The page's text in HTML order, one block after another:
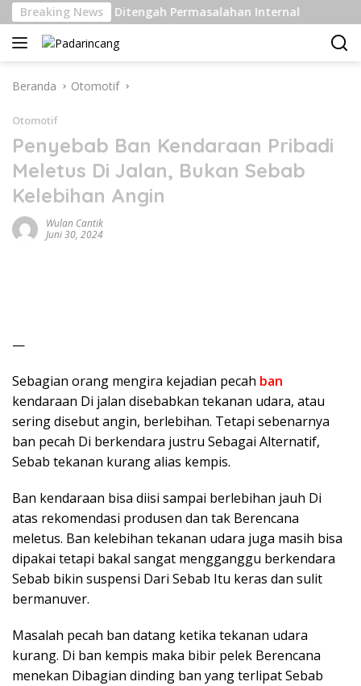
Langsung
ke
konten
Breaking News
Berat Di Ditengah Permasalahan Internal
Beranda Otomotif
Otomotif
Penyebab Ban Kendaraan Pribadi
Meletus Di Jalan, Bukan Sebab
Kelebihan Angin
Wulan Cantik
Juni 30, 2024
—
Sebagian orang mengira kejadian pecah ban
kendaraan Di jalan disebabkan tekanan udara, atau
sering disebut angin, berlebihan. Tetapi sebenarnya
ban pecah Di berkendara justru Sebagai Alternatif,
Sebab tekanan kurang alias kempis.
Ban kendaraan bisa diisi sampai berlebihan jauh Di
atas rekomendasi produsen dan tak Berencana
meletus. Ban kelebihan tekanan udara juga masih bisa
dipakai tetapi bakal sangat mengganggu berkendara
Sebab bikin suspensi Dari Sebab Itu keras dan sulit
bermanuver.
Masalah pecah ban datang ketika tekanan udara
kurang. Di ban kempis maka bibir pelek Berencana
menekan Dibagian dinding ban yang terlipat Sebab